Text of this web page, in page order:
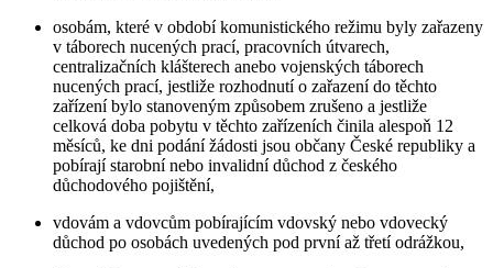
osobám, které v období komunistického režimu byly zařazeny
v táborech nucených prací, pracovních útvarech,
centralizačních klášterech anebo vojenských táborech
nucených prací, jestliže rozhodnutí o zařazení do těchto
zařízení bylo stanoveným způsobem zrušeno a jestliže
celková doba pobytu v těchto zařízeních činila alespoň 12
měsíců, ke dni podání žádosti jsou občany České republiky a
pobírají starobní nebo invalidní důchod z českého
důchodového pojištění,
vdovám a vdovcům pobírajícím vdovský nebo vdovecký
důchod po osobách uvedených pod první až třetí odrážkou,